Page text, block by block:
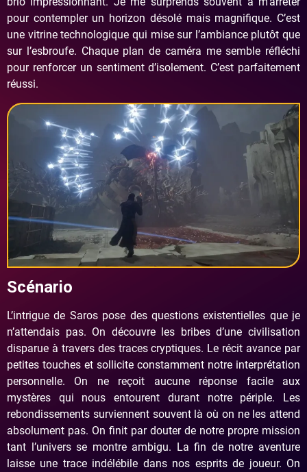
pour contempler un horizon désolé mais magnifique. C’est
une vitrine technologique qui mise sur l’ambiance plutôt que
sur l’esbroufe. Chaque plan de caméra me semble réfléchi
pour renforcer un sentiment d’isolement. C’est parfaitement
réussi.
Scénario
L’intrigue de Saros pose des questions existentielles que je
n’attendais pas. On découvre les bribes d’une civilisation
disparue à travers des traces cryptiques. Le récit avance par
petites touches et sollicite constamment notre interprétation
personnelle. On ne reçoit aucune réponse facile aux
mystères qui nous entourent durant notre périple. Les
rebondissements surviennent souvent là où on ne les attend
absolument pas. On finit par douter de notre propre mission
tant l’univers se montre ambigu. La fin de notre aventure
laisse une trace indélébile dans nos esprits de joueur. On